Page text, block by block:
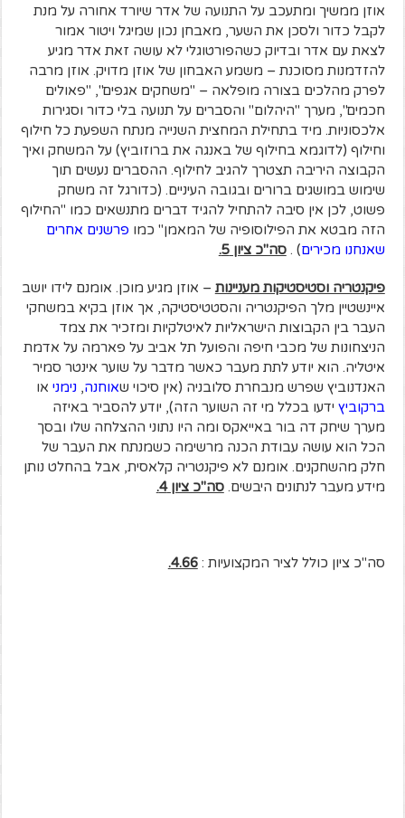
אוזן ממשיך ומתעכב על התנועה של אדר שיורד אחורה על מנת
לקבל כדור ולסכן את השער, מאבחן נכון שמיגל ויטור אמור
לצאת עם אדר ובדיוק כשהפורטוגלי לא עושה זאת אדר מגיע
להזדמנות מסוכנת – משמע האבחון של אוזן מדויק. אוזן מרבה
לפרק מהלכים בצורה מופלאה – "משחקים אגפים", "פאולים
חכמים", מערך "היהלום" והסברים על תנועה בלי כדור וסגירות
אלכסוניות. מיד בתחילת המחצית השנייה מנתח השפעת כל חילוף
וחילוף (לדוגמא בחילוף של באנגה את ברוזוביץ) על המשחק ואיך
הקבוצה היריבה תצטרך להגיב לחילוף. ההסברים נעשים תוך
שימוש במושגים ברורים ובגובה העיניים. (כדורגל זה משחק
פשוט, לכן אין סיבה להתחיל להגיד דברים מתנשאים כמו "החילוף
הזה מבטא את הפילוסופיה של המאמן" כמו פרשנים אחרים
שאנחנו מכירים) .סה"כ ציון 5.
פיקנטריה וסטיסטיקות מעניינות – אוזן מגיע מוכן. אומנם לידו יושב
איינשטיין מלך הפיקנטריה והסטטיסטיקה, אך אוזן בקיא במשחקי
העבר בין הקבוצות הישראליות לאיטלקיות ומזכיר את צמד
הניצחונות של מכבי חיפה והפועל תל אביב על פארמה על אדמת
איטליה. הוא יודע לתת מעבר כאשר מדבר על שוער אינטר סמיר
האנדנוביץ שפרש מנבחרת סלובניה (אין סיכוי שאוחנה,נימני או
ברקוביץ ידעו בכלל מי זה השוער הזה), יודע להסביר באיזה
מערך שיחק דה בור באייאקס ומה היו נתוני ההצלחה שלו ובסך
הכל הוא עושה עבודת הכנה מרשימה כשמנתח את העבר של
חלק מהשחקנים. אומנם לא פיקנטריה קלאסית, אבל בהחלט נותן
מידע מעבר לנתונים היבשים.סה"כ ציון 4.
סה"כ ציון כולל לציר המקצועיות :4.66.